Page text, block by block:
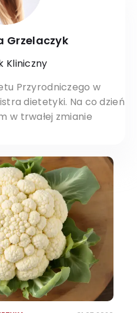
Grzelaczyk
Kliniczny
Przyrodniczego w
dietetyki. Na co dzień
w trwałej zmianie